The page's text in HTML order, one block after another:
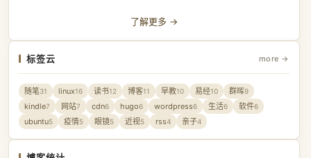
了解更多 →
标签云 more →
随笔31 linux16 读书12 博客11 早教10 易经10 群晖9
kindle7 网站7 cdn6 hugo6 wordpress6 生活6 软件6
ubuntu5 疫情5 眼镜5 近视5 rss4 亲子4